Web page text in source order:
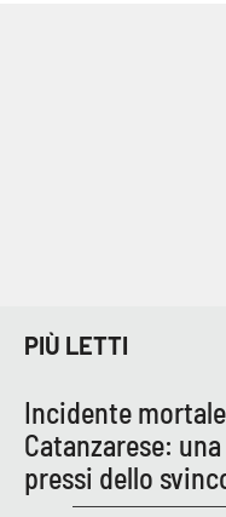
LaC TV
LaC Network
PIÙ LETTI
Incidente
Catanzarese:
pressi dello